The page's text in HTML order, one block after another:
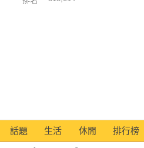
話題 生活 休閒 排行榜